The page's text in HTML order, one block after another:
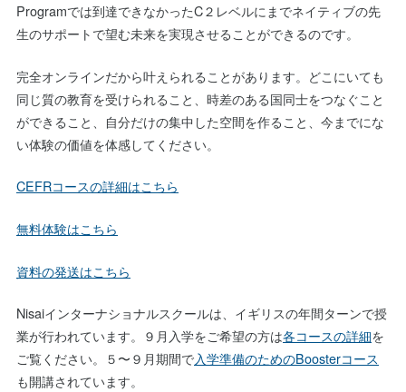
Programでは到達できなかったC２レベルにまでネイティブの先
生のサポートで望む未来を実現させることができるのです。
完全オンラインだから叶えられることがあります。どこにいても
同じ質の教育を受けられること、時差のある国同士をつなぐこと
ができること、自分だけの集中した空間を作ること、今までにな
い体験の価値を体感してください。
CEFRコースの詳細はこちら
無料体験はこちら
資料の発送はこちら
Nisaiインターナショナルスクールは、イギリスの年間ターンで授
業が行われています。９月入学をご希望の方は各コースの詳細を
ご覧ください。５〜９月期間で入学準備のためのBoosterコース
も開講されています。